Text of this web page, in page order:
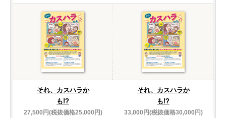
それ、カスハラか
も!?
27,500円(税抜価格25,000円)
それ、カスハラか
も!?
33,000円(税抜価格30,000円)